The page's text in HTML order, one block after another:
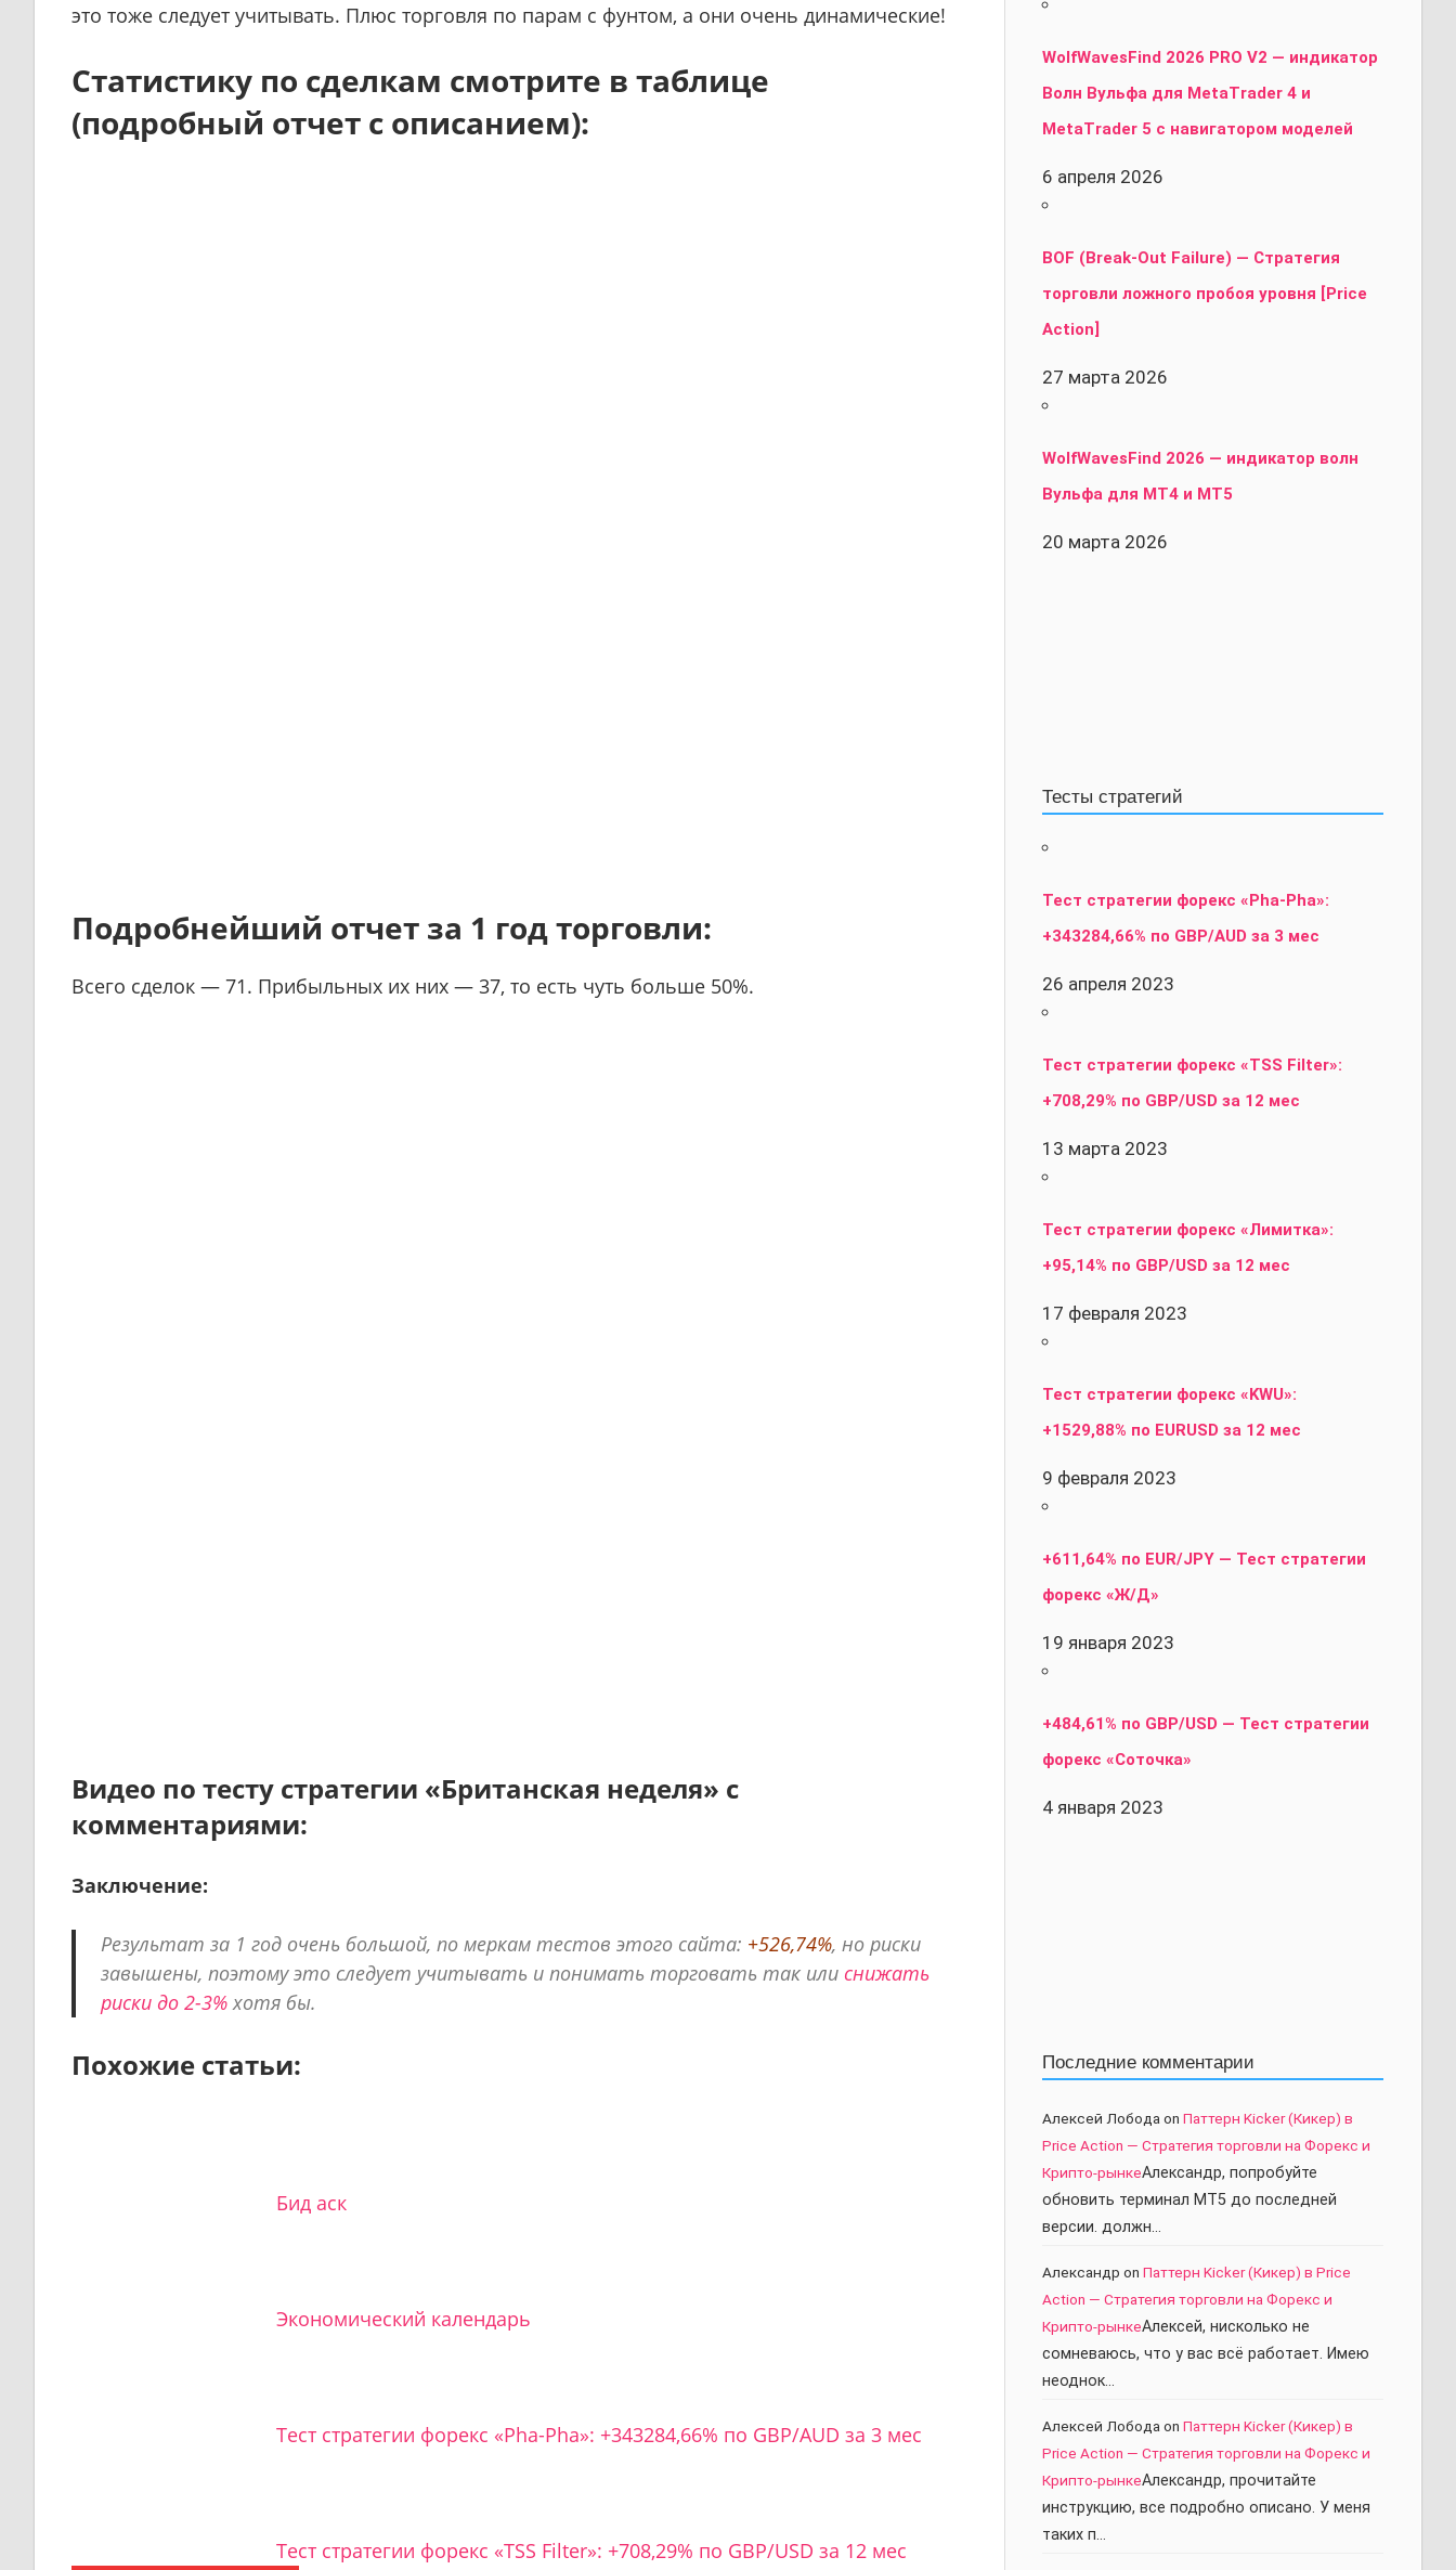
это тоже следует учитывать. Плюс торговля по парам с фунтом, а они очень динамические!
Статистику по сделкам смотрите в таблице
(подробный отчет с описанием):
Подробнейший отчет за 1 год торговли:
Всего сделок — 71. Прибыльных их них — 37, то есть чуть больше 50%.
Видео по тесту стратегии «Британская неделя» с
комментариями:
Заключение:
Результат за 1 год очень большой, по меркам тестов этого сайта: +526,74%, но риски
завышены, поэтому это следует учитывать и понимать торговать так или снижать
риски до 2-3%хотя бы.
Похожие статьи:
Бид аск
Экономический календарь
Тест стратегии форекс «Pha-Pha»: +343284,66% по GBP/AUD за 3 мес
Тест стратегии форекс «TSS Filter»: +708,29% по GBP/USD за 12 мес
WolfWavesFind 2026 PRO V2 — индикатор
Волн Вульфа для MetaTrader 4 и
MetaTrader 5 с навигатором моделей
6 апреля 2026
BOF (Break-Out Failure) — Стратегия
торговли ложного пробоя уровня [Price
Action]
27 марта 2026
WolfWavesFind 2026 — индикатор волн
Вульфа для MT4 и MT5
20 марта 2026
Тесты стратегий
Тест стратегии форекс «Pha-Pha»:
+343284,66% по GBP/AUD за 3 мес
26 апреля 2023
Тест стратегии форекс «TSS Filter»:
+708,29% по GBP/USD за 12 мес
13 марта 2023
Тест стратегии форекс «Лимитка»:
+95,14% по GBP/USD за 12 мес
17 февраля 2023
Тест стратегии форекс «KWU»:
+1529,88% по EURUSD за 12 мес
9 февраля 2023
+611,64% по EUR/JPY — Тест стратегии
форекс «Ж/Д»
19 января 2023
+484,61% по GBP/USD — Тест стратегии
форекс «Соточка»
4 января 2023
Последние комментарии
Алексей Лободаon Паттерн Kicker (Кикер) в
Price Action — Стратегия торговли на Форекс и
Крипто-рынкеАлександр, попробуйте
обновить терминал МТ5 до последней
версии. должн…
Александр on Паттерн Kicker (Кикер) в Price
Action — Стратегия торговли на Форекс и
Крипто-рынкеАлексей, нисколько не
сомневаюсь, что у вас всё работает. Имею
неоднок…
Алексей Лободаon Паттерн Kicker (Кикер) в
Price Action — Стратегия торговли на Форекс и
Крипто-рынкеАлександр, прочитайте
инструкцию, все подробно описано. У меня
таких п…